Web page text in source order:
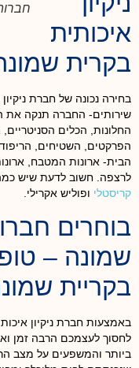
איכותית
בקרית
בחירה נכונה של חברת
שירותים- החברה תנקה את
החלונות, הכלים
הפרקטים, השטיחים,
הבית- ארונות המטבח,
לרצפה. חשוב לדעת שיש כמה
קריסטלי ופוליש אקרילי.
בוחרים
שמונה – טופ
בקריית
באמצעות חברת ניקיון
לחסוך לעצמכם הרבה זמן
ביותר והמשפעים על מצב